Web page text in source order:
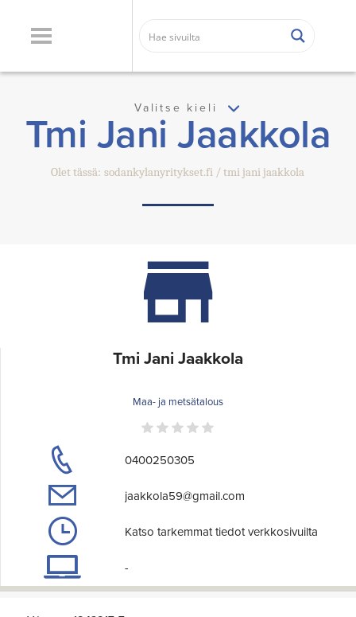
Valitse kieli
Tmi Jani Jaakkola
Olet tässä: sodankylanyritykset.fi tmi jani jaakkola
Tmi Jani Jaakkola
Maa- ja metsätalous
0400250305
jaakkola59@gmail.com
Katso tarkemmat tiedot verkkosivuilta
-